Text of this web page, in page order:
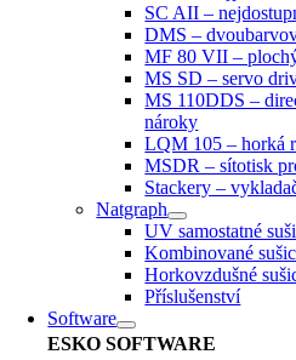
SC AII –
DMS –
MF 80 VII –
MS SD – servo
MS 110DDS –
nároky
LQM 105 – horká
MSDR – sítotisk
Stackery –
Natgraph
UV samostatné
Kombinované
Horkovzdušné
Příslušenství
Software
ESKO SOFTWARE